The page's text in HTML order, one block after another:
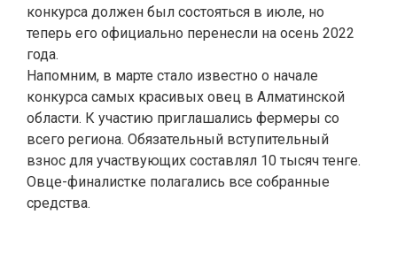
конкурса должен был состояться в июле, но
теперь его официально перенесли на осень 2022
года.
Напомним, в марте стало известно о начале
конкурса самых красивых овец в Алматинской
области. К участию приглашались фермеры со
всего региона. Обязательный вступительный
взнос для участвующих составлял 10 тысяч тенге.
Овце-финалистке полагались все собранные
средства.